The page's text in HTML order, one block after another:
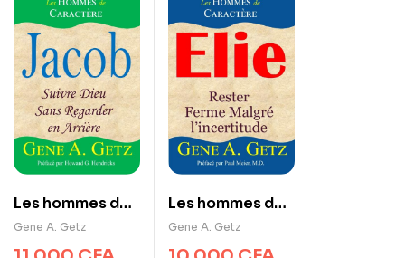
Les hommes de
caractère :
Jacob : Suivre
Gene A. Getz
Les hommes de
caractère : Elie :
Rester ferme
Gene A. Getz